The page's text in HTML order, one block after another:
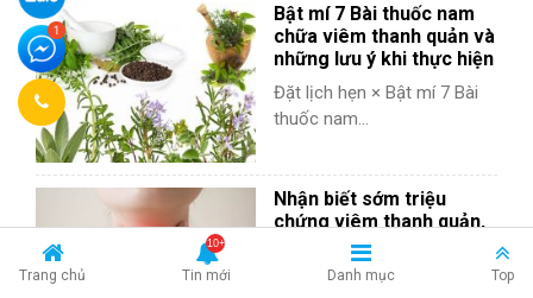
Bật mí 7 Bài thuốc nam
chữa viêm thanh quản và
những lưu ý khi thực hiện
Đặt lịch hẹn × Bật mí 7 Bài
thuốc nam...
Nhận biết sớm triệu
chứng viêm thanh quản,
ngăn chặn nguy cơ tử
Trang chủ Tin mới Danh mục Top